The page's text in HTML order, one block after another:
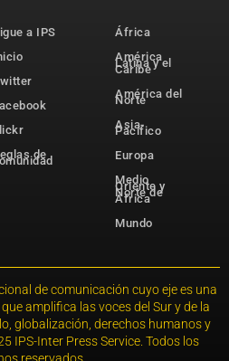
a IPS
de
África
América
Latina y el
Caribe
América del
Norte
Asia-
Pacífico
Europa
Medio
Oriente y
Norte de
África
Mundo
de comunicación cuyo eje es una
amplifica las voces del Sur y de la
globalización, derechos humanos y
IPS-Inter Press Service. Todos los